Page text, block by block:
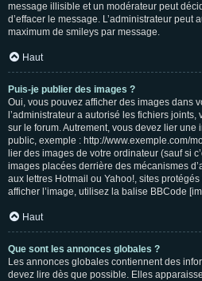
message illisible et un modérateur peut
d’effacer le message. L’administrateur peut
maximum de smileys par message.
Haut
Puis-je publier des images ?
Oui, vous pouvez afficher des images dans
l’administrateur a autorisé les fichiers
sur le forum. Autrement, vous devez lier
public, exemple : http://www.exemple.com/
lier des images de votre ordinateur (sauf si
images placées derrière des mécanismes
aux lettres Hotmail ou Yahoo!, sites
afficher l’image, utilisez la balise BBCode
Haut
Que sont les annonces globales ?
Les annonces globales contiennent des
devez lire dès que possible. Elles